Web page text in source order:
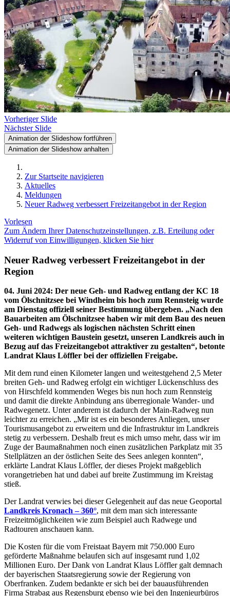
Vorheriger Slide
Nächster Slide
Animation der Slideshow fortführen
Animation der Slideshow anhalten
Zur Startseite navigieren
Aktuelles
Meldungen
Neuer Radweg verbessert Freizeitangebot in der Region
Vorlesen
Zum Ändern Ihrer Datenschutzeinstellungen, z.B. Erteilung oder
Widerruf von Einwilligungen, klicken Sie hier
Neuer Radweg verbessert Freizeitangebot in der
Region
04. Juni 2024: Der neue Geh- und Radweg entlang der KC 18
vom Ölschnitzsee bei Windheim bis hoch zum Rennsteig wurde
am Dienstag offiziell seiner Bestimmung übergeben. „Nach den
Bauarbeiten am Ölschnitzsee haben wir mit dem Bau des neuen
Geh- und Radwegs als logischen nächsten Schritt einen
weiteren wichtigen Baustein gesetzt, unseren Landkreis auch in
Bezug auf das Freizeitangebot attraktiver zu gestalten“, betonte
Landrat Klaus Löffler bei der offiziellen Freigabe.
Mit dem rund einen Kilometer langen und weitestgehend 2,5 Meter
breiten Geh- und Radweg erfolgt ein wichtiger Lückenschluss des
von Hirschfeld kommenden Weges bis nun hoch zum Rennsteig
und damit die direkte Anbindung ans überregionale Wander- und
Radwegenetz. Unter anderem ist dadurch der Main-Radweg nun
leichter zu erreichen. „Mir ist es ein besonderes Anliegen, unser
Tourismusangebot zu erweitern und die Infrastruktur im Landkreis
stetig zu verbessern. Deshalb freut es mich umso mehr, dass wir im
Zuge der Baumaßnahmen noch einen zusätzlichen Parkplatz mit 35
Stellplätzen an der östlichen Seite des Sees anlegen konnten“,
erklärte Landrat Klaus Löffler, der dieses Projekt maßgeblich
vorangetrieben hat und dabei auf breite Zustimmung im Kreistag
stieß.
Der Landrat verwies bei dieser Gelegenheit auf das neue Geoportal
Landkreis Kronach – 360°, mit dem man sich interessante
Freizeitmöglichkeiten wie zum Beispiel auch Radwege und
Radtouren anschauen kann.
Die Kosten für die vom Freistaat Bayern mit 750.000 Euro
geförderte Maßnahme belaufen sich auf insgesamt rund 1,02
Millionen Euro. Der Dank von Landrat Klaus Löffler galt demnach
der bayerischen Staatsregierung sowie der Regierung von
Oberfranken. Zudem bedankte er sich bei der bauausführenden
Firma Strabag aus Regensburg ebenso wie bei den Ingenieurbüros